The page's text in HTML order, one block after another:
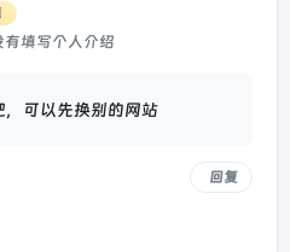
填写个人介绍
，可以先换别的网站
回复